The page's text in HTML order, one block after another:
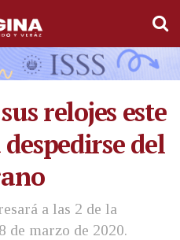
relojes este
del
a las 2 de la
de marzo de 2020.